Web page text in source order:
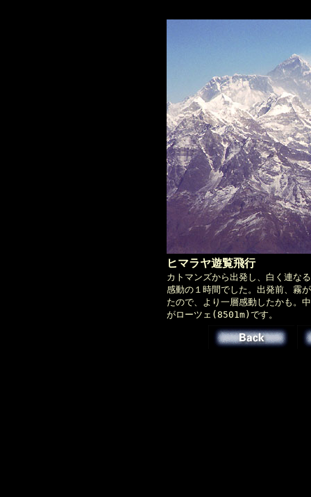
ヒマラヤ遊覧飛行
カトマンズから出発し、白く連な
感動の１時間でした。出発前、霧
たので、より一層感動したかも。
がローツェ(8501m)です。